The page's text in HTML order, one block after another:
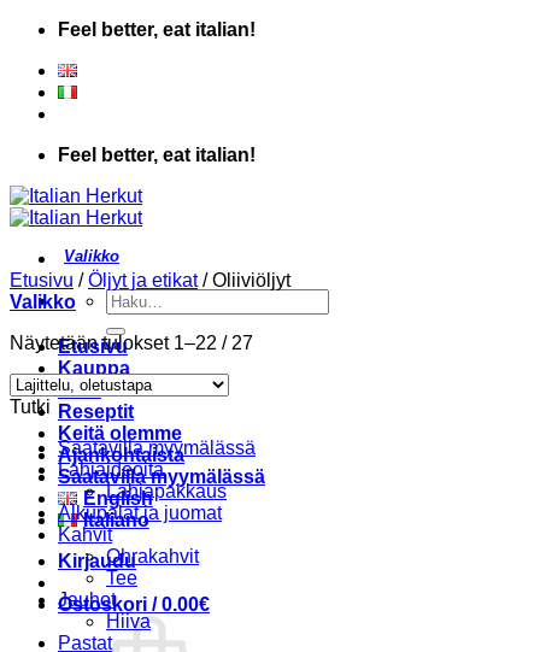
Skip
content
Feel better, eat italian!
Feel better, eat italian!
Etsi:
Etusivu
Kauppa
Liike
Reseptit
Keitä olemme
Ajankohtaista
Saatavilla myymälässä
English
Italiano
Kirjaudu
Ostoskori /0.00€
Etusivu / Öljyt ja etikat /Oliiviöljyt
Valikko
Näytetään tulokset 1–22 / 27
Tutki
Saatavilla myymälässä
Lahjaideoita
Lahjapakkaus
Alkupalat ja juomat
Kahvit
Ohrakahvit
Tee
Jauhot
Hiiva
Pastat